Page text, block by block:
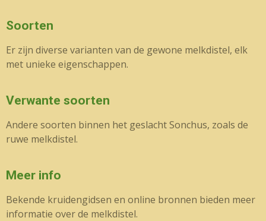
Soorten
Er zijn diverse varianten van de gewone melkdistel, elk
met unieke eigenschappen.
Verwante soorten
Andere soorten binnen het geslacht Sonchus, zoals de
ruwe melkdistel.
Meer info
Bekende kruidengidsen en online bronnen bieden meer
informatie over de melkdistel.